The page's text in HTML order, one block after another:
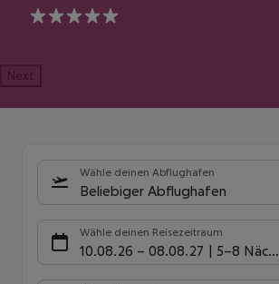
5
Next
Wähle deinen Abflughafen
Beliebiger Abflughafen
Wähle deinen Reisezeitraum
10.08.26 – 08.08.27 5-8 Nächte